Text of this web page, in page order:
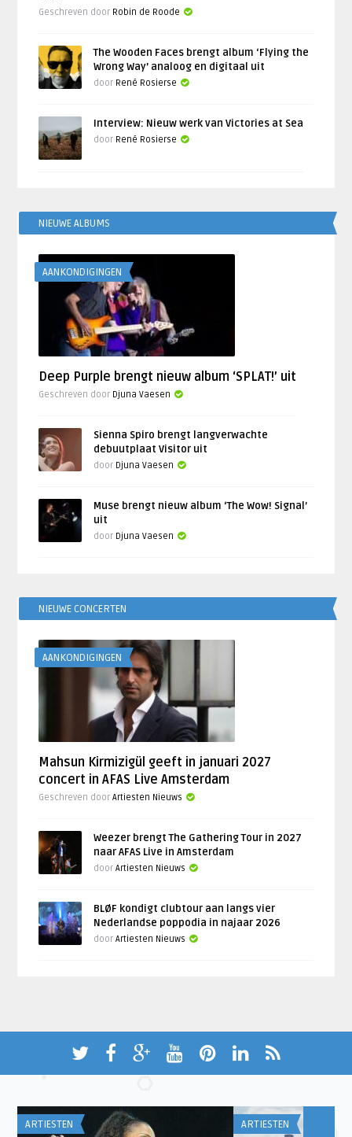
Geschreven door Robin de Roode
The Wooden Faces brengt album ‘Flying the
Wrong Way’ analoog en digitaal uit
door René Rosierse
Interview: Nieuw werk van Victories at Sea
door René Rosierse
NIEUWE ALBUMS
AANKONDIGINGEN
Deep Purple brengt nieuw album ‘SPLAT!’ uit
Geschreven door Djuna Vaesen
Sienna Spiro brengt langverwachte
debuutplaat Visitor uit
door Djuna Vaesen
Muse brengt nieuw album ‘The Wow! Signal’
uit
door Djuna Vaesen
NIEUWE CONCERTEN
AANKONDIGINGEN
Mahsun Kirmizigül geeft in januari 2027
concert in AFAS Live Amsterdam
Geschreven doorArtiesten Nieuws
Weezer brengt The Gathering Tour in 2027
naar AFAS Live in Amsterdam
doorArtiesten Nieuws
BLØF kondigt clubtour aan langs vier
Nederlandse poppodia in najaar 2026
doorArtiesten Nieuws
ARTIESTEN ARTIESTEN